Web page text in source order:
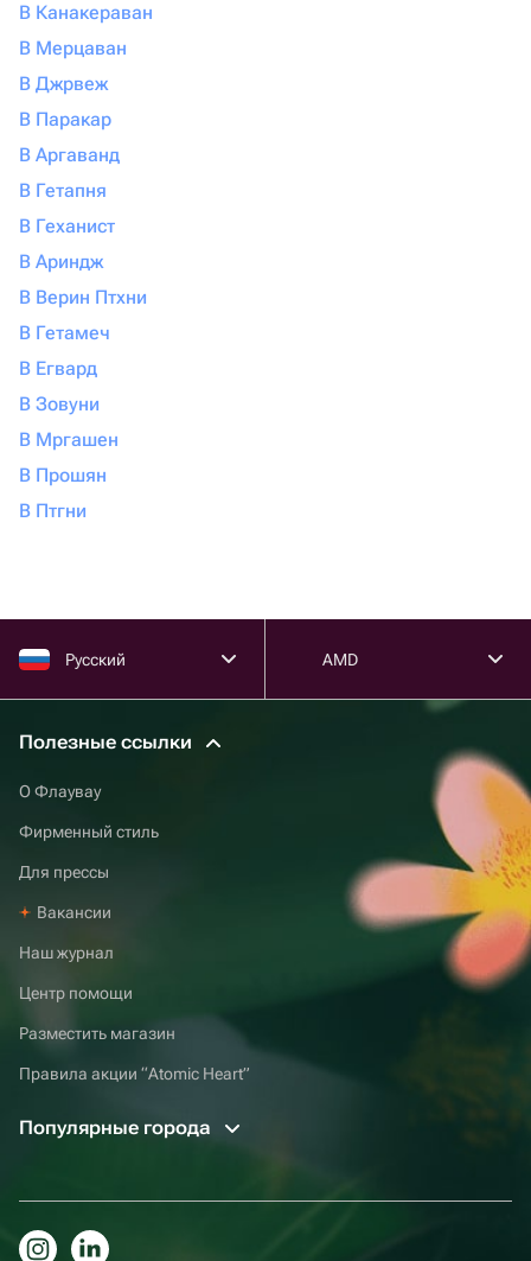
В Канакераван
В Мерцаван
В Джрвеж
В Паракар
В Аргаванд
В Гетапня
В Геханист
В Ариндж
В Верин Птхни
В Гетамеч
В Егвард
В Зовуни
В Мргашен
В Прошян
В Птгни
Русский AMD
Полезные ссылки
О Флаувау
Фирменный стиль
Для прессы
Вакансии
Наш журнал
Центр помощи
Разместить магазин
Правила акции “Atomic Heart”
Популярные города